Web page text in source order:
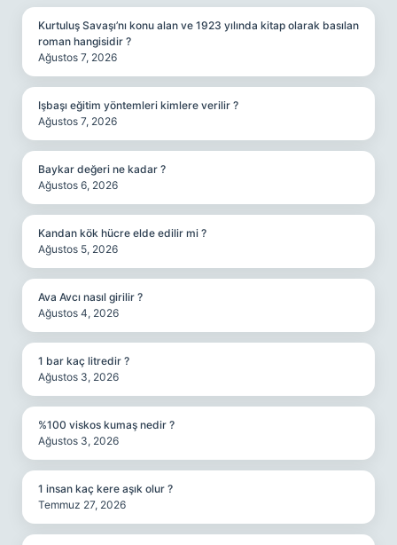
Kurtuluş Savaşı’nı konu alan ve 1923 yılında kitap olarak basılan
roman hangisidir ?
Ağustos 7, 2026
Işbaşı eğitim yöntemleri kimlere verilir ?
Ağustos 7, 2026
Baykar değeri ne kadar ?
Ağustos 6, 2026
Kandan kök hücre elde edilir mi ?
Ağustos 5, 2026
Ava Avcı nasıl girilir ?
Ağustos 4, 2026
1 bar kaç litredir ?
Ağustos 3, 2026
%100 viskos kumaş nedir ?
Ağustos 3, 2026
1 insan kaç kere aşık olur ?
Temmuz 27, 2026